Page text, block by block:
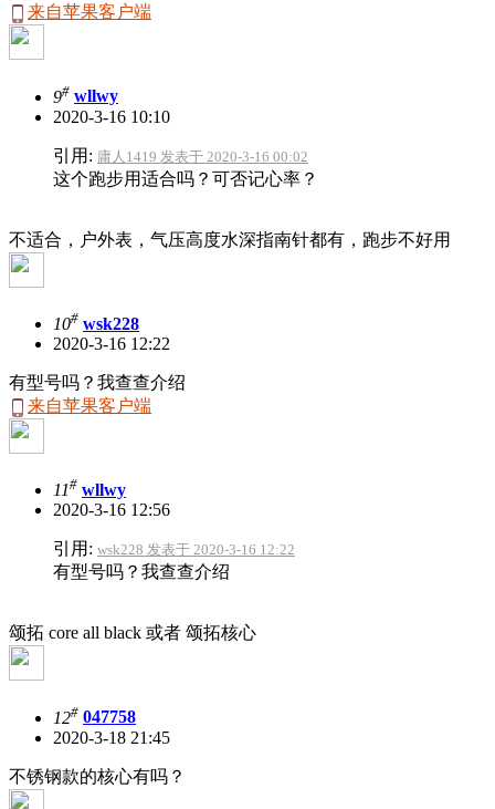
来自苹果客户端
9# wllwy
2020-3-16 10:10
引用: 庸人1419 发表于 2020-3-16 00:02
这个跑步用适合吗？可否记心率？
不适合，户外表，气压高度水深指南针都有，跑步不好用
10# wsk228
2020-3-16 12:22
有型号吗？我查查介绍
来自苹果客户端
11# wllwy
2020-3-16 12:56
引用: wsk228 发表于 2020-3-16 12:22
有型号吗？我查查介绍
颂拓 core all black 或者 颂拓核心
12# 047758
2020-3-18 21:45
不锈钢款的核心有吗？